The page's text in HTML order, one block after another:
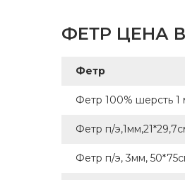
ФЕТР ЦЕНА
Фетр
Фетр 100% шерсть
Фетр п/
Фетр п/э, 3мм,